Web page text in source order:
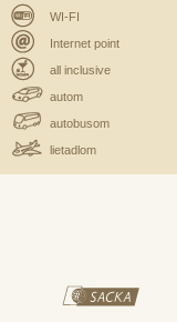
WI-FI
Internet point
all inclusive
autom
autobusom
lietadlom